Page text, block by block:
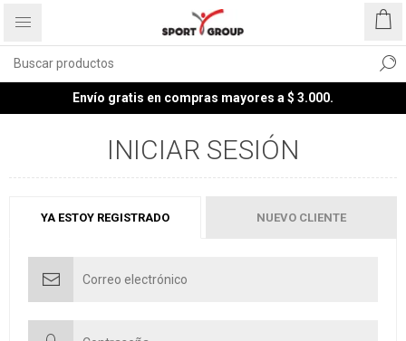
Envío gratis en compras mayores a $ 3.000.
INICIAR SESIÓN
YA ESTOY REGISTRADO NUEVO CLIENTE